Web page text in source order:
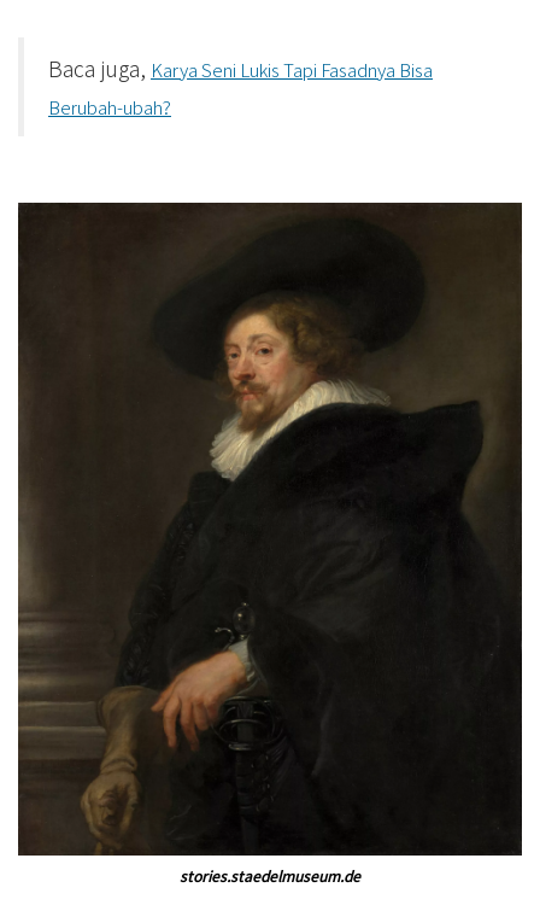
Baca juga, Karya Seni Lukis Tapi Fasadnya Bisa
Berubah-ubah?
stories.staedelmuseum.de